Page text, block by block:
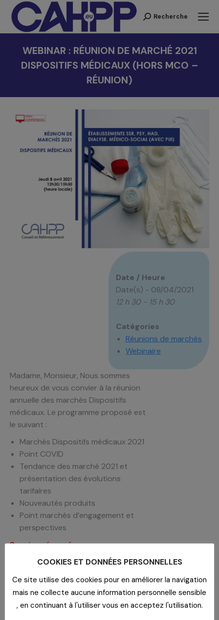
Recherche
Recherche
WEBINAR : RÉUNION DE MARCHÉ 2021
DISPOSITIFS MÉDICAUX (HORS MCO –
RÉUNION)
Date / Heure
Date(s) - 08/04/2021
12 h 30 - 15 h 30
Catégories
Réunions de marchés
Webinaire
Madame, Monsieur, Nous sommes
heureux de vous convier à la réunion
annuelle des marchés Dispositifs
médicaux. Le programme proposé est
le suivant :
Marchés Dispositifs médicaux 2021
Point COVID
Tendance des marché 2021 et
présentation des évolutions
tarifaires
Nouveautés produits
Point marchés d’engagement et
perspectives
Session réservée aux
établissements plus proche de la
Equipe Dispositifs médicaux CAHPP,
Anne DESAINT, Pharmacien, Laurence
BARSOTTINI, Directrice des soins
COOKIES ET DONNÉES PERSONNELLES
Ce site utilise des cookies pour en améliorer la navigation
mais ne collecte aucune information personnelle sensible
, en continuant à l'utiliser vous en acceptez l'utilisation.